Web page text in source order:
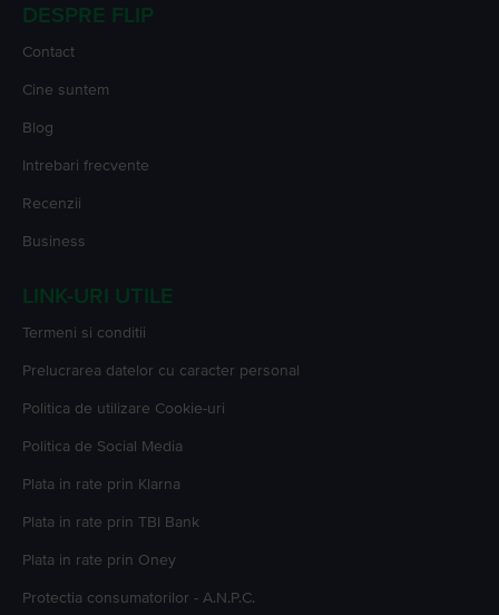
DESPRE FLIP
Contact
Cine suntem
Blog
Intrebari frecvente
Recenzii
Business
LINK-URI UTILE
Termeni si conditii
Prelucrarea datelor cu caracter personal
Politica de utilizare Cookie-uri
Politica de Social Media
Plata in rate prin Klarna
Plata in rate prin TBI Bank
Plata in rate prin Oney
Protectia consumatorilor - A.N.P.C.